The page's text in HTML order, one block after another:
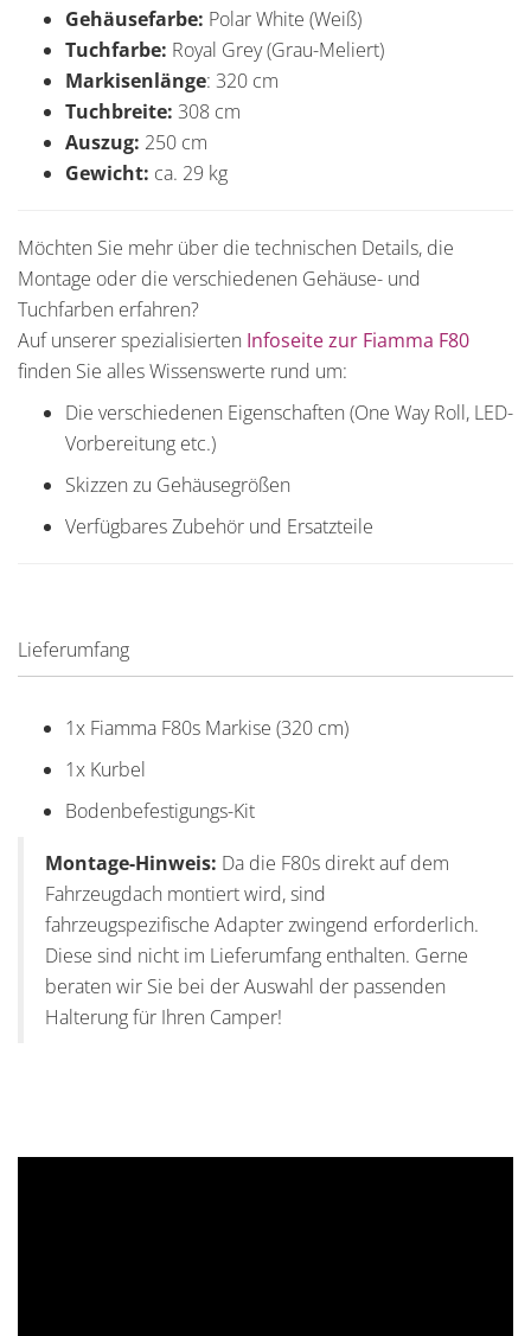
Gehäusefarbe: Polar White (Weiß)
Tuchfarbe: Royal Grey (Grau-Meliert)
Markisenlänge: 320 cm
Tuchbreite: 308 cm
Auszug: 250 cm
Gewicht: ca. 29 kg
Möchten Sie mehr über die technischen Details, die
Montage oder die verschiedenen Gehäuse- und
Tuchfarben erfahren?
Auf unserer spezialisierten Infoseite zur Fiamma F80
finden Sie alles Wissenswerte rund um:
Die verschiedenen Eigenschaften (One Way Roll, LED-
Vorbereitung etc.)
Skizzen zu Gehäusegrößen
Verfügbares Zubehör und Ersatzteile
Lieferumfang
1x Fiamma F80s Markise (320 cm)
1x Kurbel
Bodenbefestigungs-Kit
Montage-Hinweis: Da die F80s direkt auf dem
Fahrzeugdach montiert wird, sind
fahrzeugspezifische Adapter zwingend erforderlich.
Diese sind nicht im Lieferumfang enthalten. Gerne
beraten wir Sie bei der Auswahl der passenden
Halterung für Ihren Camper!